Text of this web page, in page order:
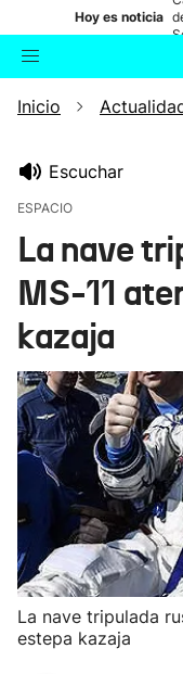
Hoy es noticia
Buscador
Inicio
Escuchar
ESPACIO
La nave
MS-11
kazaja
La nave tripulada
estepa kazaja